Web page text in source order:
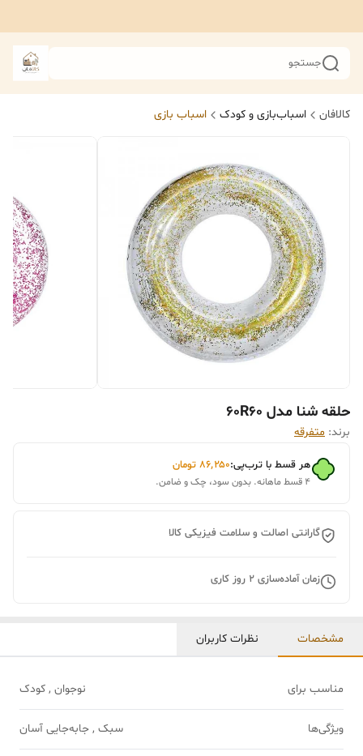
جستجو
کالافان اسباب‌بازی و کودک اسباب بازی
حلقه شنا مدل 60R60
برند: متفرقه
هر قسط با ترب‌پی:۸۶٬۲۵۰ تومان
۴ قسط ماهانه. بدون سود، چک و ضامن.
گارانتی اصالت و سلامت فیزیکی کالا
زمان آماده‌سازی 2 روز کاری
مشخصات نظرات کاربران
مناسب برای نوجوان , کودک
ویژگی‌ها سبک , جابه‌جایی آسان